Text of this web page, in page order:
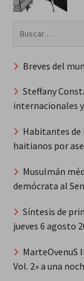
Breves del
Steffany
internacionales
Habitantes
haitianos por
Musulmán
demócrata al
Síntesis de
jueves 6 agosto
MarteOvenuS
Vol. 2» a una